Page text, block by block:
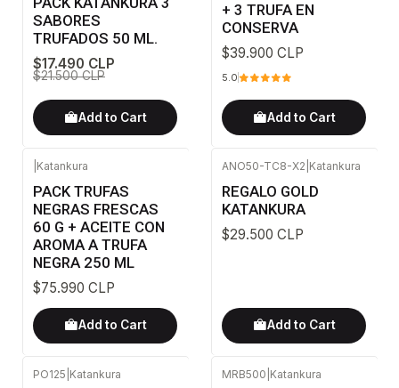
SABORES
TRUFADOS 50 ML.
$17.490 CLP
$21.500 CLP
Add to Cart
+ 3 TRUFA EN
CONSERVA
$39.900 CLP
5.0
Add to Cart
Katankura
PACK TRUFAS
NEGRAS FRESCAS
60 G + ACEITE CON
AROMA A TRUFA
NEGRA 250 ML
$75.990 CLP
Add to Cart
ANO50-TC8-X2 Katankura
REGALO GOLD
KATANKURA
$29.500 CLP
Add to Cart
PO125 Katankura MRB500 Katankura